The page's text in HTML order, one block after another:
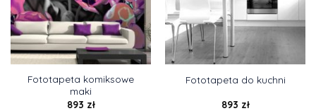
Fototapeta komiksowe
maki
893 zł
Fototapeta do kuchni
893 zł